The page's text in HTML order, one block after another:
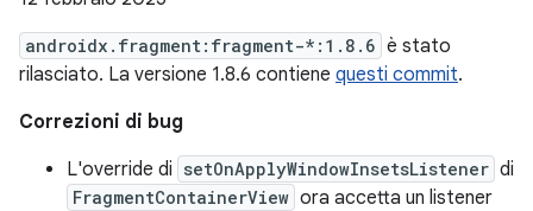
androidx.fragment:fragment-*:1.8.6 è stato
rilasciato. La versione 1.8.6 contiene questi commit.
Correzioni di bug
L'override di setOnApplyWindowInsetsListener di
FragmentContainerView ora accetta un listener